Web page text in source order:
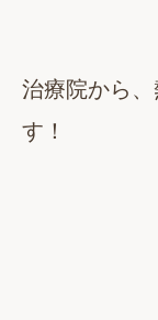
治療院から
す！